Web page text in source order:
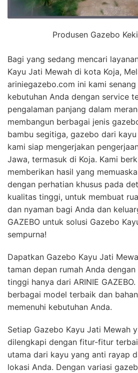
Produsen Gazebo
Bagi yang sedang mencari
Kayu Jati Mewah di kota Koja,
ariniegazebo.com ini kami
kebutuhan Anda dengan service
pengalaman panjang dalam
membangun berbagai jenis
bambu segitiga, gazebo dari
kami siap mengerjakan
Jawa, termasuk di Koja. Kami
memberikan hasil yang
dengan perhatian khusus pada
kualitas tinggi, untuk membuat
dan nyaman bagi Anda dan
GAZEBO untuk solusi Gazebo
sempurna!
Dapatkan Gazebo Kayu Jati
taman depan rumah Anda
tinggi hanya dari ARINIE
berbagai model terbaik dan
memenuhi kebutuhan Anda.
Setiap Gazebo Kayu Jati Mewah
dilengkapi dengan fitur-fitur
utama dari kayu yang anti rayap
lokasi Anda. Dengan variasi